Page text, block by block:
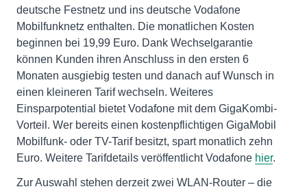
deutsche Festnetz und ins deutsche Vodafone
Mobilfunknetz enthalten. Die monatlichen Kosten
beginnen bei 19,99 Euro. Dank Wechselgarantie
können Kunden ihren Anschluss in den ersten 6
Monaten ausgiebig testen und danach auf Wunsch in
einen kleineren Tarif wechseln. Weiteres
Einsparpotential bietet Vodafone mit dem GigaKombi-
Vorteil. Wer bereits einen kostenpflichtigen GigaMobil
Mobilfunk- oder TV-Tarif besitzt, spart monatlich zehn
Euro. Weitere Tarifdetails veröffentlicht Vodafone hier.
Zur Auswahl stehen derzeit zwei WLAN-Router – die